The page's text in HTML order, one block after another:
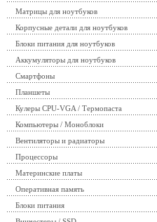
Матрицы для ноутбуков
Корпусные детали для ноутбуков
Блоки питания для ноутбуков
Аккумуляторы для ноутбуков
Смартфоны
Планшеты
Кулеры CPU-VGA / Термопаста
Компьютеры / Моноблоки
Вентиляторы и радиаторы
Процессоры
Материнские платы
Оперативная память
Блоки питания